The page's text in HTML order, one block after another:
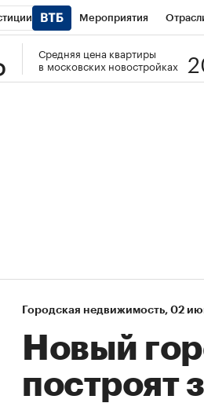
Мероприятия
управления РБК РБК Образование
Средняя цена квартиры
в московских новостройках
Городская недвижимость⁠, 02
Новый
построят